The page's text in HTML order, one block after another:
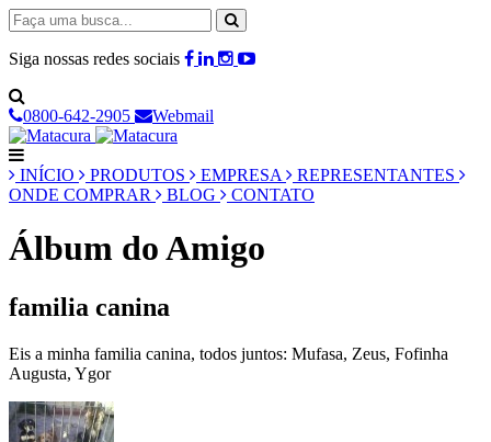
Siga nossas redes sociais
0800-642-2905 Webmail
INÍCIO PRODUTOS EMPRESA
REPRESENTANTES
ONDE COMPRAR
BLOG CONTATO
Álbum do Amigo
familia canina
Eis a minha familia canina, todos juntos: Mufasa, Zeus, Fofinha
Augusta, Ygor